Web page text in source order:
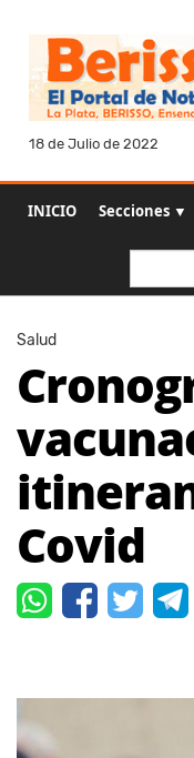
18 de Julio de 2022
INICIO Secciones ▼
Salud
Covid